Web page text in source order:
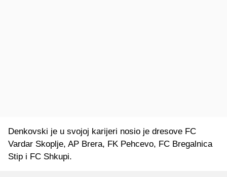
Denkovski je u svojoj karijeri nosio je dresove FC
Vardar Skoplje, AP Brera, FK Pehcevo, FC Bregalnica
Stip i FC Shkupi.